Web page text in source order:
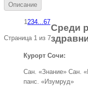
Описание
1 234 67
Страница 1 из 7
Среди
Курорт Сочи:
Сан. «Знание» Сан.
панс. «Изумруд»